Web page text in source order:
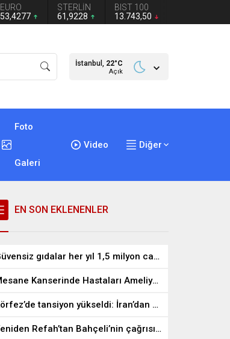
EURO
53,4277
STERLİN
61,9228
BIST 100
13.743,50
İstanbul, 22°C
Açık
Foto
Galeri
Video Diğer
EN SON EKLENENLER
Güvensiz gıdalar her yıl 1,5 milyon can alıyor
Mesane Kanserinde Hastaları Ameliyattan Kurtaran İlaç
Körfez’de tansiyon yükseldi: İran’dan ABD üslerine misilleme
Yeniden Refah’tan Bahçeli’nin çağrısına destek